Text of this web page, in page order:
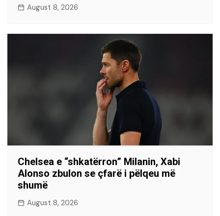
August 8, 2026
Chelsea e “shkatërron” Milanin, Xabi
Alonso zbulon se çfarë i pëlqeu më
shumë
August 8, 2026